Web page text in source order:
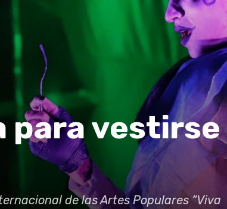
para vestirse
de las Artes Populares “Viva